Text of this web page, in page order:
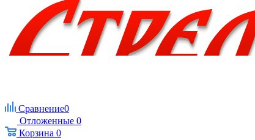
Сравнение0
Отложенные 0
Корзина 0